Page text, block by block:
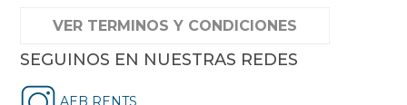
VER TERMINOS Y CONDICIONES
SEGUINOS EN NUESTRAS REDES
AEB RENTS